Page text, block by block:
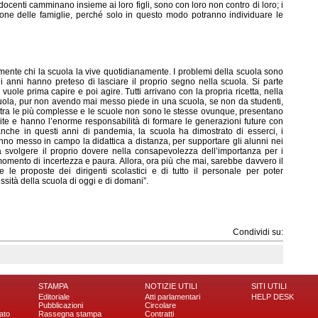
camminano insieme ai loro figli, sono con loro non contro di loro; i
delle famiglie, perché solo in questo modo potranno individuare le
chi la scuola la vive quotidianamente. I problemi della scuola sono
anni hanno preteso di lasciare il proprio segno nella scuola. Si parte
prima capire e poi agire. Tutti arrivano con la propria ricetta, nella
pur non avendo mai messo piede in una scuola, se non da studenti,
le più complesse e le scuole non sono le stesse ovunque, presentano
e hanno l’enorme responsabilità di formare le generazioni future con
in questi anni di pandemia, la scuola ha dimostrato di esserci, i
messo in campo la didattica a distanza, per supportare gli alunni nei
il proprio dovere nella consapevolezza dell’importanza per i
di incertezza e paura. Allora, ora più che mai, sarebbe davvero il
le proposte dei dirigenti scolastici e di tutto il personale per poter
della scuola di oggi e di domani”.
Condividi su:
STAMPA
Editoriale
Pubblicazioni
Rassegna stampa
NOTIZIE UTILI
Atti parlamentari
Circolare
Contratti
SITI UTILI
HELP DESK